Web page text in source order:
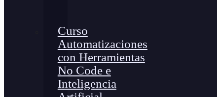
Curso
Automatizaciones
con Herramientas
No Code e
Inteligencia